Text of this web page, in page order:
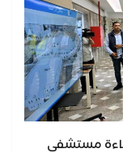
مستشفى